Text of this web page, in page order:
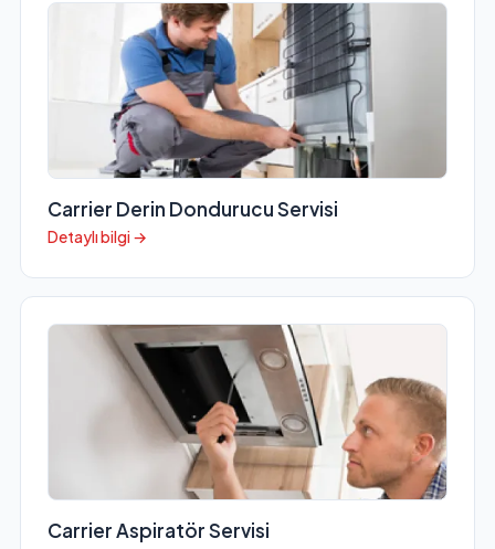
Carrier Derin Dondurucu Servisi
Detaylı bilgi →
Carrier Aspiratör Servisi